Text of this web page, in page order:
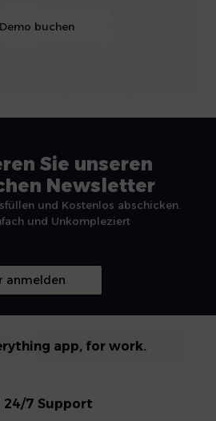
Demo buchen
Sie unseren
Newsletter
und Kostenlos abschicken.
und Unkompleziert
anmelden
app, for work.
24/7 Support